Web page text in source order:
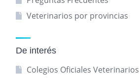
Veterinarios por provincias
De interés
Colegios Oficiales Veterinarios